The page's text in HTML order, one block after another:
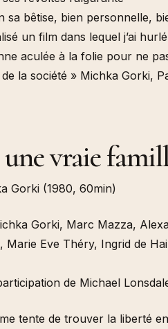
sa bêtise, bien personnelle,
un film dans lequel j’ai
aculée à la folie pour ne
de la société » Michka Gorki,
vraie
Gorki (1980, 60min)
Gorki, Marc Mazza,
Marie Eve Théry, Ingrid de
de Michael
tente de trouver la liberté